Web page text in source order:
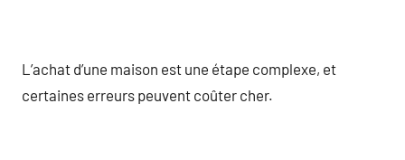
L’achat d’une maison est une étape complexe, et
certaines erreurs peuvent coûter cher.